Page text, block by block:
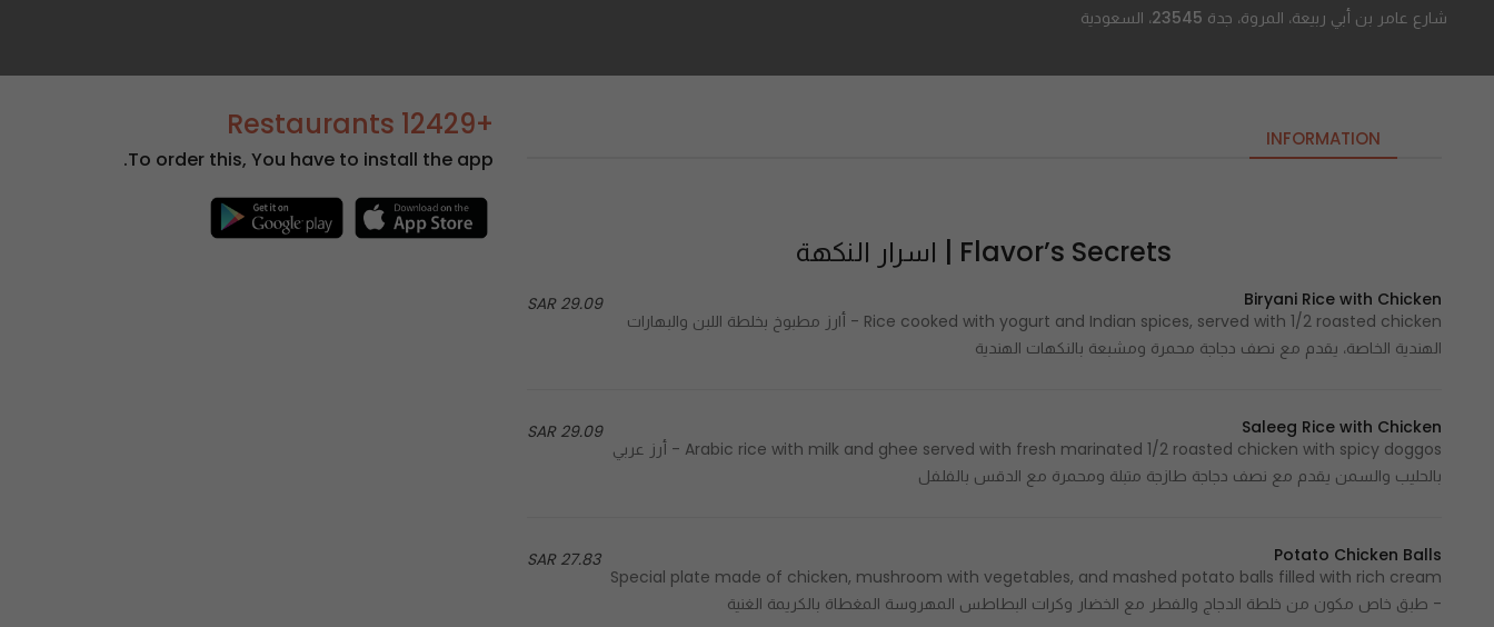
شارع عامر بن أبي ربيعة، المروة، جدة 23545، السعودية
INFORMATION
Flavor’s Secrets | اسرار النكهة
29.09 SAR
Biryani Rice with Chicken
Rice cooked with yogurt and Indian spices, served with 1/2 roasted chicken - أارز مطبوخ بخلطة اللبن والبهارات
الهندية الخاصة، يقدم مع نصف دجاجة محمرة ومشبعة بالنكهات الهندية
29.09 SAR
Saleeg Rice with Chicken
Arabic rice with milk and ghee served with fresh marinated 1/2 roasted chicken with spicy doggos - أرز عربي
بالحليب والسمن يقدم مع نصف دجاجة طازجة متبلة ومحمرة مع الدقس بالفلفل
27.83 SAR
Potato Chicken Balls
Special plate made of chicken, mushroom with vegetables, and mashed potato balls filled with rich cream
- طبق خاص مكون من خلطة الدجاج والفطر مع الخضار وكرات البطاطس المهروسة المغطاة بالكريمة الغنية
+12429 Restaurants
To order this, You have to install the app.